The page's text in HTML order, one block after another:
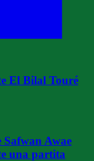
El Bilal Touré
Awae
una partita